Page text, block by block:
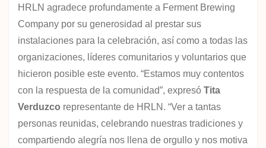
HRLN agradece profundamente a Ferment Brewing
Company por su generosidad al prestar sus
instalaciones para la celebración, así como a todas las
organizaciones, líderes comunitarios y voluntarios que
hicieron posible este evento. “Estamos muy contentos
con la respuesta de la comunidad”, expresó Tita
Verduzco representante de HRLN. “Ver a tantas
personas reunidas, celebrando nuestras tradiciones y
compartiendo alegría nos llena de orgullo y nos motiva